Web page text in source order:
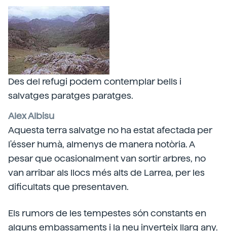
Des del refugi podem contemplar bells i
salvatges paratges paratges.
Alex Albisu
Aquesta terra salvatge no ha estat afectada per
l'ésser humà, almenys de manera notòria. A
pesar que ocasionalment van sortir arbres, no
van arribar als llocs més alts de Larrea, per les
dificultats que presentaven.
Els rumors de les tempestes són constants en
alguns embassaments i la neu inverteix llarg any.